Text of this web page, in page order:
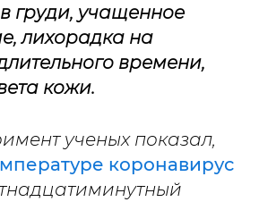
груди, учащенное
лихорадка на
времени,
кожи.
ученых показал,
коронавирус